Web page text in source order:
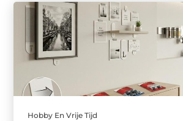
Hobby En Vrije Tijd